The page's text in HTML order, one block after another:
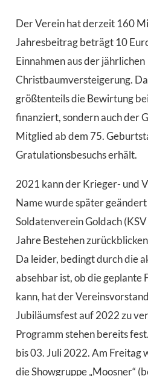
Der Verein hat derzeit 160
Jahresbeitrag beträgt 10
Einnahmen aus der jährlichen
Christbaumversteigerung.
größtenteils die Bewirtung
finanziert, sondern auch der
Mitglied ab dem 75.
Gratulationsbesuchs erhält.
2021 kann der Krieger- und
Name wurde später
Soldatenverein Goldach
Jahre Bestehen
Da leider, bedingt durch die
absehbar ist, ob die geplante
kann, hat der
Jubiläumsfest auf 2022 zu
Programm stehen bereits
bis 03. Juli 2022. Am Freitag
die Showgruppe „Moosner“